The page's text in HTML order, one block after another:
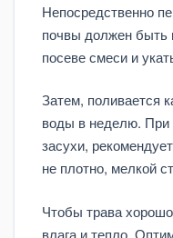
Непосредственно
почвы должен быть
посеве смеси и
Затем, поливается
воды в неделю. При
засухи,
не плотно, мелкой
Чтобы трава
влага и тепло.